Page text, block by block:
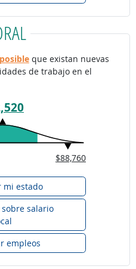
que existan nuevas
de trabajo en el
$88,760
mi estado
salario
empleos